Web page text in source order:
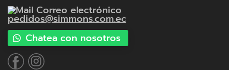
Correo electrónico
pedidos@simmons.com.ec
Chatea con nosotros